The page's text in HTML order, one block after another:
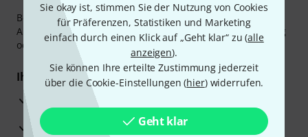
Sie okay ist, stimmen Sie der Nutzung von Cookies
für Präferenzen, Statistiken und Marketing
einfach durch einen Klick auf „Geht klar“ zu (alle
anzeigen).
Sie können Ihre erteilte Zustimmung jederzeit
über die Cookie-Einstellungen (hier) widerrufen.
Geht klar
Bezahlen Sie vertraulich und sicher per Vorkasse, PayPal,
Amazon Pay,
Klarna Sofort bezahlen ,Klarna Ratenzahlung
oder Kreditkarte.
Ihre Vorteile
3 Jahre Thomann Garantie
30 Tage Money-Back-Garantie